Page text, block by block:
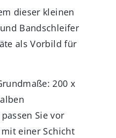
dieser kleinen
Bandschleifer
als Vorbild für
200 x
Sie vor
einer Schicht